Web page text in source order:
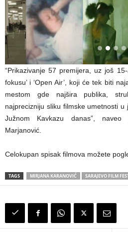
“Prikazivanje 57 premijera, uz još
fokusu’ i ‘Open Air’, koji će tek biti
mestom gde najšira publika,
najprecizniju sliku filmske umetnosti
Južnom Kavkazu danas”,
Marjanović.
Celokupan spisak filmova možete
TAGS MIRJANA KARANOVIĆ SARAJEVO FILM